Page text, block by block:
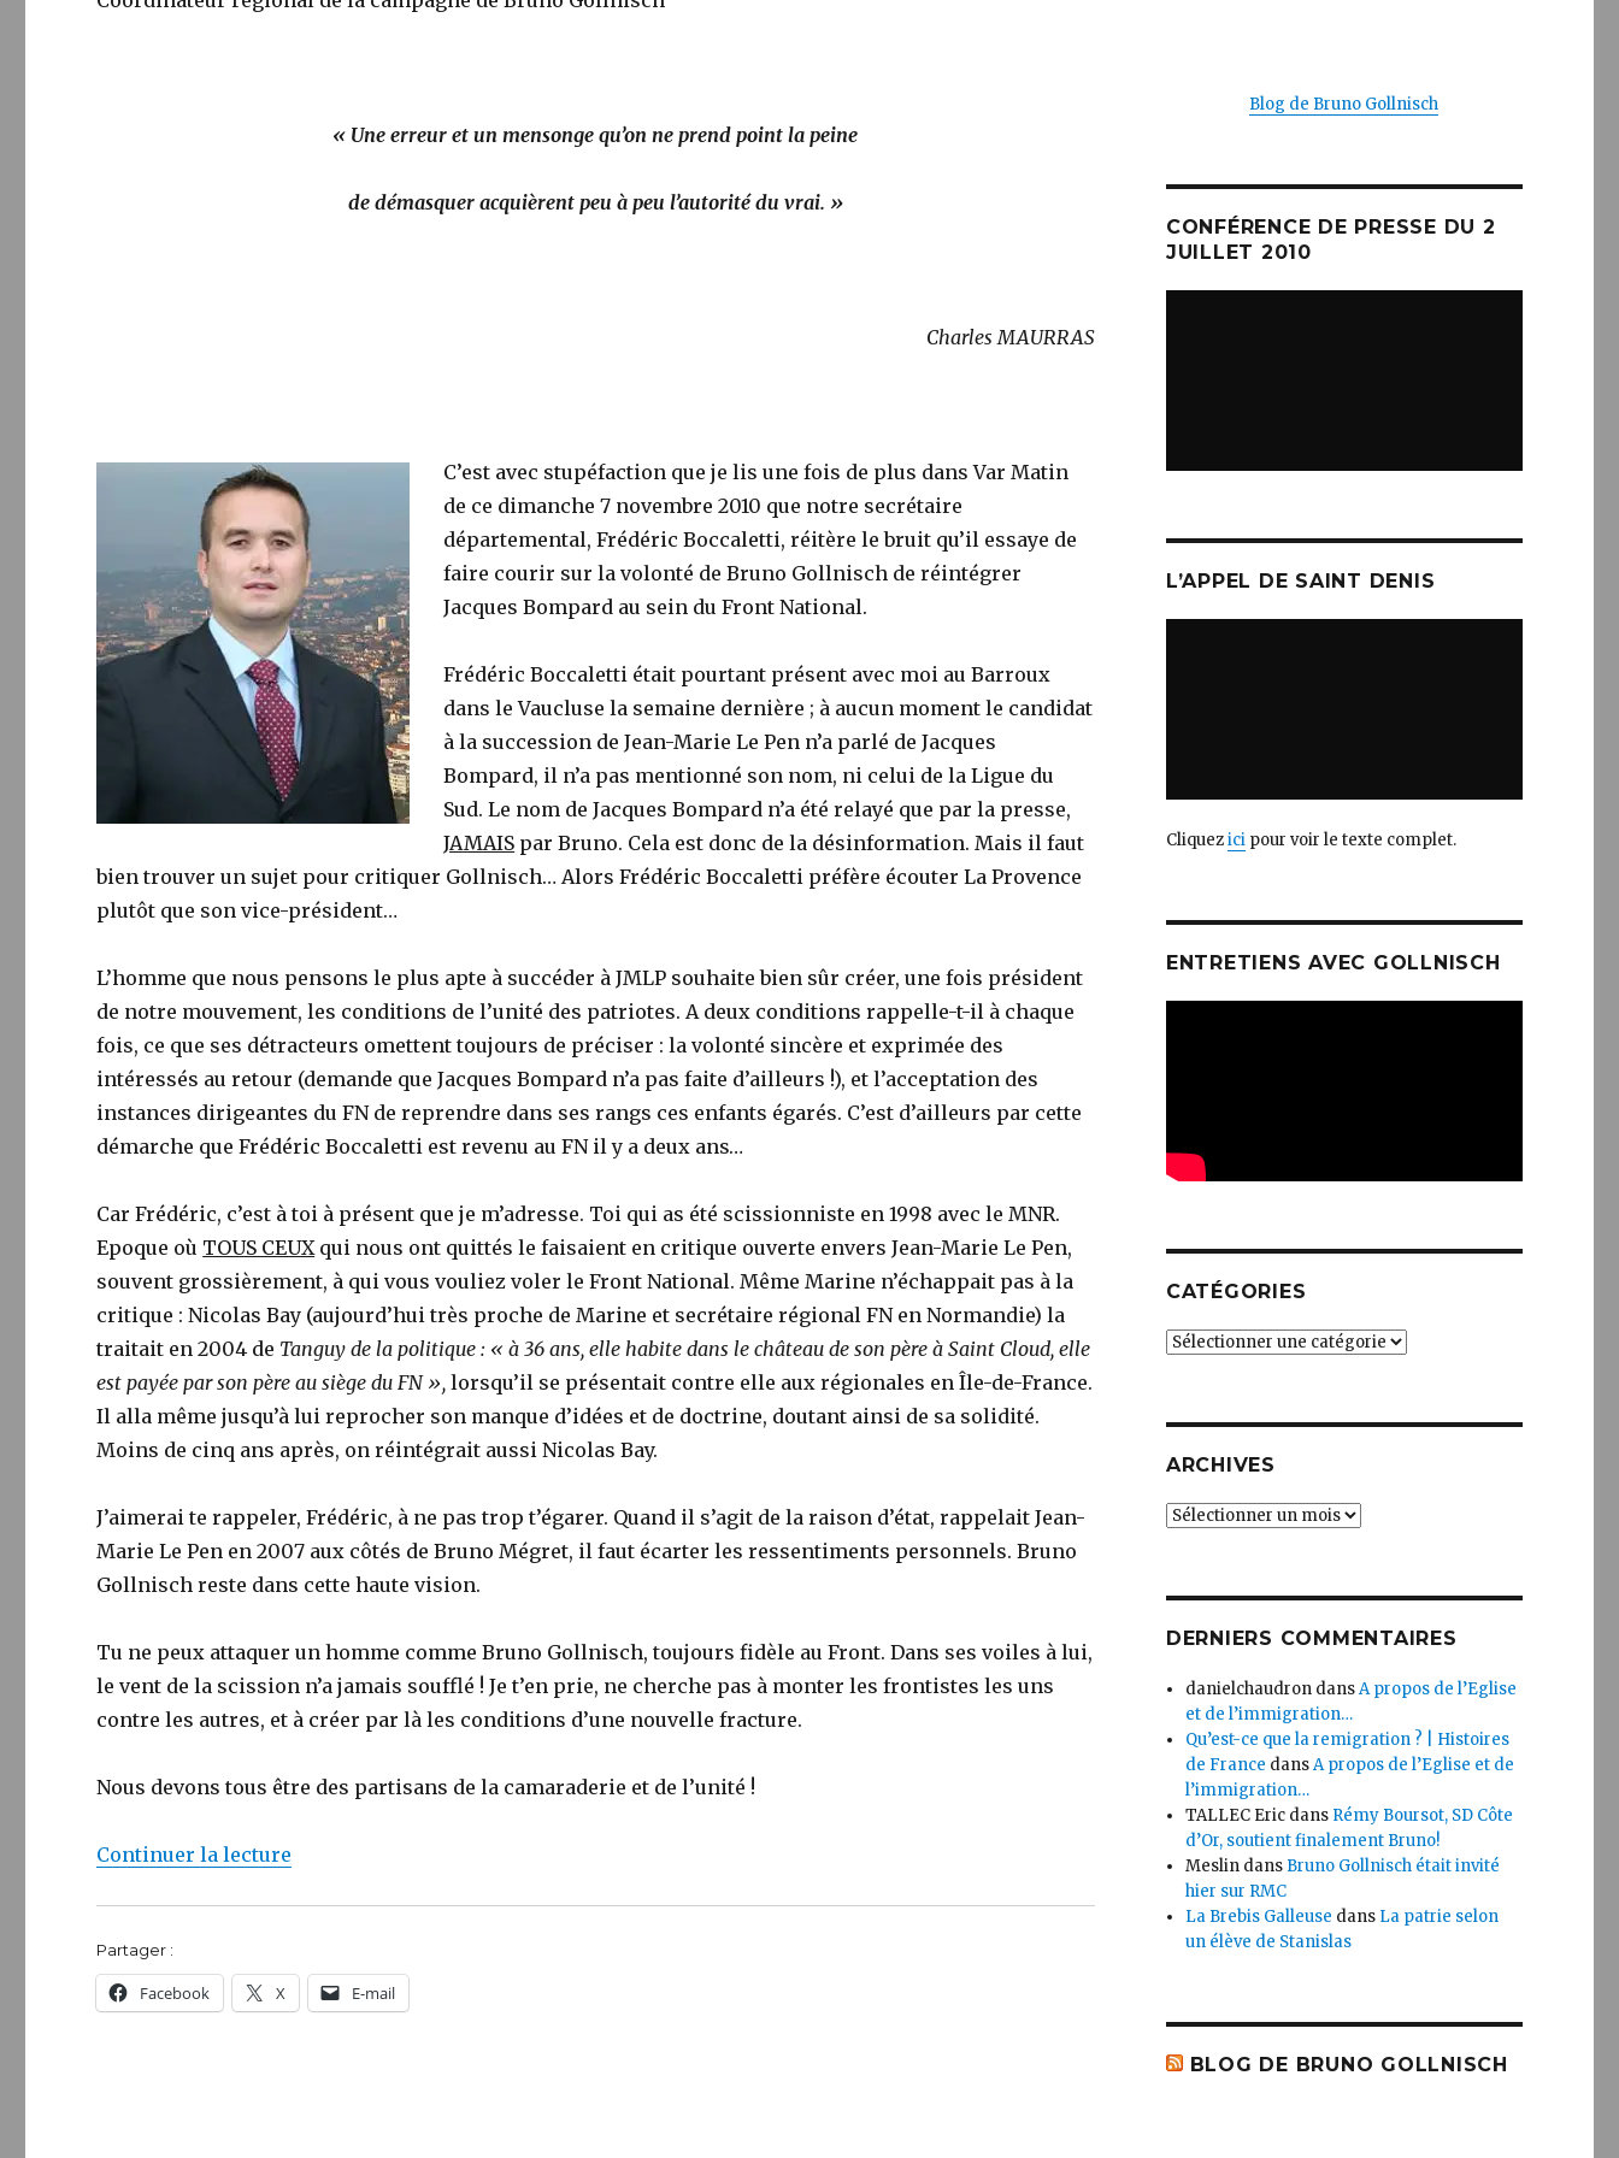
« Une erreur et un mensonge qu’on ne prend point la peine
de démasquer acquièrent peu à peu l’autorité du vrai. »
Charles MAURRAS
C’est avec stupéfaction que je lis une fois de plus dans Var Matin
de ce dimanche 7 novembre 2010 que notre secrétaire
départemental, Frédéric Boccaletti, réitère le bruit qu’il essaye de
faire courir sur la volonté de Bruno Gollnisch de réintégrer
Jacques Bompard au sein du Front National.
Frédéric Boccaletti était pourtant présent avec moi au Barroux
dans le Vaucluse la semaine dernière ; à aucun moment le candidat
à la succession de Jean-Marie Le Pen n’a parlé de Jacques
Bompard, il n’a pas mentionné son nom, ni celui de la Ligue du
Sud. Le nom de Jacques Bompard n’a été relayé que par la presse,
JAMAIS par Bruno. Cela est donc de la désinformation. Mais il faut
bien trouver un sujet pour critiquer Gollnisch… Alors Frédéric Boccaletti préfère écouter La Provence
plutôt que son vice-président…
L’homme que nous pensons le plus apte à succéder à JMLP souhaite bien sûr créer, une fois président
de notre mouvement, les conditions de l’unité des patriotes. A deux conditions rappelle-t-il à chaque
fois, ce que ses détracteurs omettent toujours de préciser : la volonté sincère et exprimée des
intéressés au retour (demande que Jacques Bompard n’a pas faite d’ailleurs !), et l’acceptation des
instances dirigeantes du FN de reprendre dans ses rangs ces enfants égarés. C’est d’ailleurs par cette
démarche que Frédéric Boccaletti est revenu au FN il y a deux ans…
Car Frédéric, c’est à toi à présent que je m’adresse. Toi qui as été scissionniste en 1998 avec le MNR.
Epoque où TOUS CEUXqui nous ont quittés le faisaient en critique ouverte envers Jean-Marie Le Pen,
souvent grossièrement, à qui vous vouliez voler le Front National. Même Marine n’échappait pas à la
critique : Nicolas Bay (aujourd’hui très proche de Marine et secrétaire régional FN en Normandie) la
traitait en 2004 de Tanguy de la politique : « à 36 ans, elle habite dans le château de son père à Saint Cloud, elle
est payée par son père au siège du FN », lorsqu’il se présentait contre elle aux régionales en Île-de-France.
Il alla même jusqu’à lui reprocher son manque d’idées et de doctrine, doutant ainsi de sa solidité.
Moins de cinq ans après, on réintégrait aussi Nicolas Bay.
J’aimerai te rappeler, Frédéric, à ne pas trop t’égarer. Quand il s’agit de la raison d’état, rappelait Jean-
Marie Le Pen en 2007 aux côtés de Bruno Mégret, il faut écarter les ressentiments personnels. Bruno
Gollnisch reste dans cette haute vision.
Tu ne peux attaquer un homme comme Bruno Gollnisch, toujours fidèle au Front. Dans ses voiles à lui,
le vent de la scission n’a jamais soufflé ! Je t’en prie, ne cherche pas à monter les frontistes les uns
contre les autres, et à créer par là les conditions d’une nouvelle fracture.
Nous devons tous être des partisans de la camaraderie et de l’unité !
Continuer la lecture
Partager :
Facebook X E-mail
Blog de Bruno Gollnisch
CONFÉRENCE DE PRESSE DU 2
JUILLET 2010
L’APPEL DE SAINT DENIS
Cliquezicipour voir le texte complet.
ENTRETIENS AVEC GOLLNISCH
CATÉGORIES
Catégories
ARCHIVES
Archives
DERNIERS COMMENTAIRES
danielchaudron dansA propos de l’Eglise
et de l’immigration…
Qu’est-ce que la remigration ? | Histoires
de France dansA propos de l’Eglise et de
l’immigration…
TALLEC Eric dans Rémy Boursot, SD Côte
d’Or, soutient finalement Bruno!
Meslin dans Bruno Gollnisch était invité
hier sur RMC
La Brebis Galleuse dans La patrie selon
un élève de Stanislas
BLOG DE BRUNO GOLLNISCH